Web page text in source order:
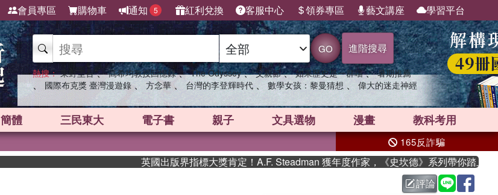
會員專區 購物車 通知 5 紅利兌換 客服中心 領券專區 藝文講座 學習平台
GO 進階搜尋
熱搜： 東野圭吾 、 高希均教授回憶錄 、 The Odyssey 、 父親節 、 如果歷史是一群喵 、 暑期推薦
、 國際布克獎 臺灣漫遊錄 、 方念華 、 台灣的李登輝時代 、 數學女孩：黎曼猜想 、 偉大的迷走神經
簡體 三民東大 電子書 親子 文具選物 漫畫 教科考用
165反詐騙
英國出版界指標大獎肯定！A.F. Steadman 獲年度作家，《史坎德》系列帶你踏上熱血奇
評論